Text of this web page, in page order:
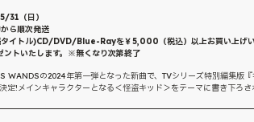
31（日）
ら順次発送
イトル)CD/DVD/Blue-Rayを￥5,000（税込）以上お買い上げい
ントいたします。※無くなり次第終了
WANDSの2024年第一弾となった新曲で、TVシリーズ特別編集版
定!メインキャラクターとなる＜怪盗キッド＞をテーマに書き下ろ